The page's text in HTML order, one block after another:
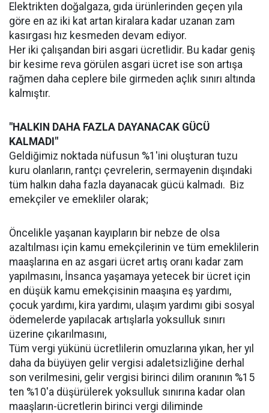
Elektrikten doğalgaza, gıda ürünlerinden geçen yıla
göre en az iki kat artan kiralara kadar uzanan zam
kasırgası hız kesmeden devam ediyor.
Her iki çalışandan biri asgari ücretlidir. Bu kadar geniş
bir kesime reva görülen asgari ücret ise son artışa
rağmen daha ceplere bile girmeden açlık sınırı altında
kalmıştır.
"HALKIN DAHA FAZLA DAYANACAK GÜCÜ
KALMADI"
Geldiğimiz noktada nüfusun %1'ini oluşturan tuzu
kuru olanların, rantçı çevrelerin, sermayenin dışındaki
tüm halkın daha fazla dayanacak gücü kalmadı. Biz
emekçiler ve emekliler olarak;
Öncelikle yaşanan kayıpların bir nebze de olsa
azaltılması için kamu emekçilerinin ve tüm emeklilerin
maaşlarına en az asgari ücret artış oranı kadar zam
yapılmasını, İnsanca yaşamaya yetecek bir ücret için
en düşük kamu emekçisinin maaşına eş yardımı,
çocuk yardımı, kira yardımı, ulaşım yardımı gibi sosyal
ödemelerde yapılacak artışlarla yoksulluk sınırı
üzerine çıkarılmasını,
Tüm vergi yükünü ücretlilerin omuzlarına yıkan, her yıl
daha da büyüyen gelir vergisi adaletsizliğine derhal
son verilmesini, gelir vergisi birinci dilim oranının %15
ten %10'a düşürülerek yoksulluk sınırına kadar olan
maaşların-ücretlerin birinci vergi diliminde